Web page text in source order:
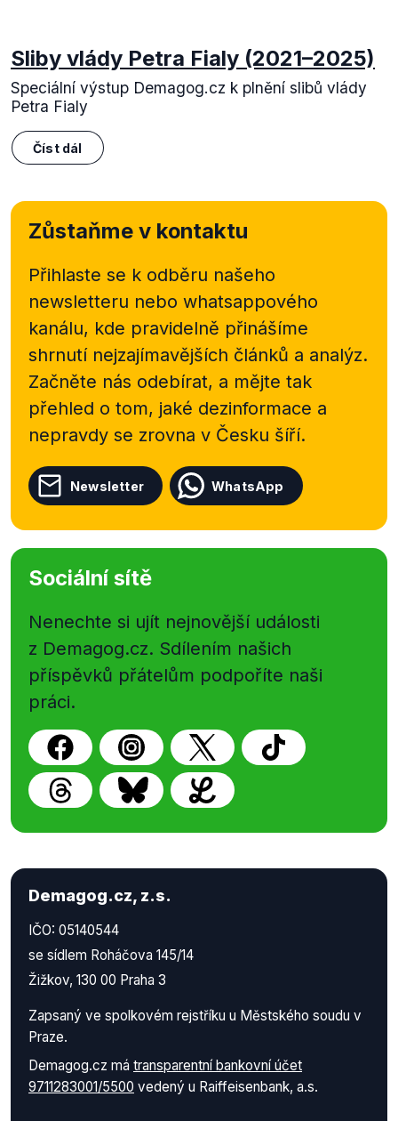
Sliby vlády Petra Fialy (2021–⁠⁠⁠⁠⁠⁠2025)
Speciální výstup Demagog.cz k plnění slibů vlády
Petra Fialy
Číst dál
Zůstaňme v kontaktu
Přihlaste se k odběru našeho
newsletteru nebo whatsappového
kanálu, kde pravidelně přinášíme
shrnutí nejzajímavějších článků a analýz.
Začněte nás odebírat, a mějte tak
přehled o tom, jaké dezinformace a
nepravdy se zrovna v Česku šíří.
Newsletter WhatsApp
Sociální sítě
Nenechte si ujít nejnovější události
z Demagog.cz. Sdílením našich
příspěvků přátelům podpoříte naši
práci.
Demagog.cz, z.s.
IČO: 05140544
se sídlem Roháčova 145/14
Žižkov, 130 00 Praha 3
Zapsaný ve spolkovém rejstříku u Městského soudu v
Praze.
Demagog.cz má transparentní bankovní účet
9711283001/5500 vedený u Raiffeisenbank, a.s.